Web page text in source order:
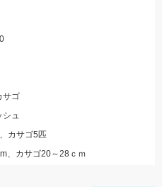
サゴ
シュ
カサゴ5匹
、カサゴ20～28ｃｍ